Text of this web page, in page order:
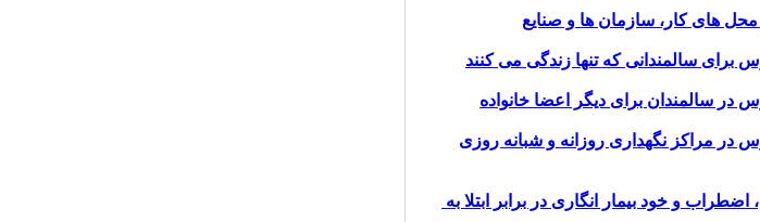
در مراکز نگهداری روزانه و شبانه روزی
و خود بیمار انگاری در برابر ابتلا به